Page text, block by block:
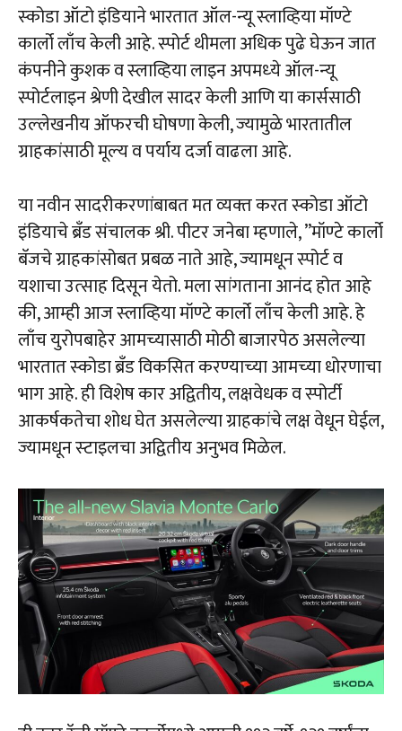
स्‍कोडा ऑटो इंडियाने भारतात ऑल-न्‍यू स्‍लाव्हिया मॉण्‍टे
कार्लो लाँच केली आहे. स्‍पोर्ट थीमला अधिक पुढे घेऊन जात
कंपनीने कुशक व स्‍लाव्हिया लाइन अपमध्‍ये ऑल-न्‍यू
स्‍पोर्टलाइन श्रेणी देखील सादर केली आणि या कार्ससाठी
उल्‍लेखनीय ऑफरची घोषणा केली, ज्‍यामुळे भारतातील
ग्राहकांसाठी मूल्‍य व पर्याय दर्जा वाढला आहे.
या नवीन सादरीकरणांबाबत मत व्‍यक्‍त करत स्‍कोडा ऑटो
इंडियाचे ब्रँड संचालक श्री. पीटर जनेबा म्‍हणाले, ”मॉण्‍टे कार्लो
बॅजचे ग्राहकांसोबत प्रबळ नाते आहे, ज्‍यामधून स्‍पोर्ट व
यशाचा उत्‍साह दिसून येतो. मला सांगताना आनंद होत आहे
की, आम्‍ही आज स्‍लाव्हिया मॉण्‍टे कार्लो लाँच केली आहे. हे
लाँच युरोपबाहेर आमच्‍यासाठी मोठी बाजारपेठ असलेल्‍या
भारतात स्‍कोडा ब्रँड विकसित करण्‍याच्‍या आमच्‍या धोरणाचा
भाग आहे. ही विशेष कार अद्वितीय, लक्षवेधक व स्‍पोर्टी
आकर्षकतेचा शोध घेत असलेल्‍या ग्राहकांचे लक्ष वेधून घेईल,
ज्‍यामधून स्‍टाइलचा अद्वितीय अनुभव मिळेल.